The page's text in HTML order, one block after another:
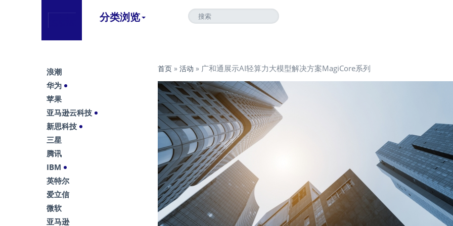
分类浏览
首页 » 活动 » 广和通展示AI轻算力大模型解决方案MagiCore系列
浪潮
华为
苹果
亚马逊云科技
新思科技
三星
腾讯
IBM
英特尔
爱立信
微软
亚马逊